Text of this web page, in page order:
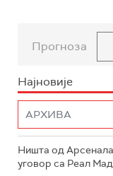
Прогноза
Најновије
Ништа од
уговор са Реал